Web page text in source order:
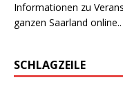
Informationen zu
ganzen Saarland online..
SCHLAGZEILE